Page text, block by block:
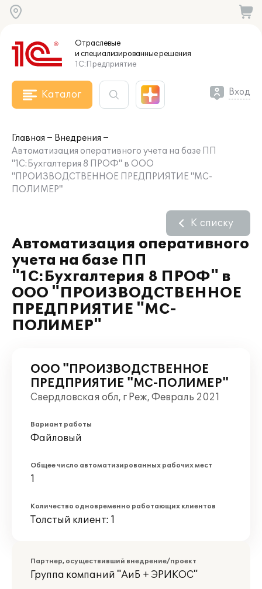
Отраслевые
и специализированныерешения
1С:Предприятие
Каталог Вход
Главная
Внедрения
Автоматизация оперативного учета на базе ПП
"1С:Бухгалтерия 8 ПРОФ" в ООО
"ПРОИЗВОДСТВЕННОЕ ПРЕДПРИЯТИЕ "МС-
ПОЛИМЕР"
Автоматизация оперативного
учета на базе ПП
"1С:Бухгалтерия 8 ПРОФ" в
ООО "ПРОИЗВОДСТВЕННОЕ
ПРЕДПРИЯТИЕ "МС-
ПОЛИМЕР"
К списку
ООО "ПРОИЗВОДСТВЕННОЕ
ПРЕДПРИЯТИЕ "МС-ПОЛИМЕР"
Свердловская обл, г Реж, Февраль 2021
Вариант работы
Файловый
Общее число автоматизированных рабочих мест
1
Количество одновременно работающих клиентов
Толстый клиент: 1
Партнер, осуществивший внедрение/проект
Группа компаний "АиБ + ЭРИКОС"